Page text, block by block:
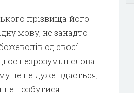
прізвища його
мову, не занадто
од своєї
незрозумілі слова і
це не дуже вдається,
позбутися